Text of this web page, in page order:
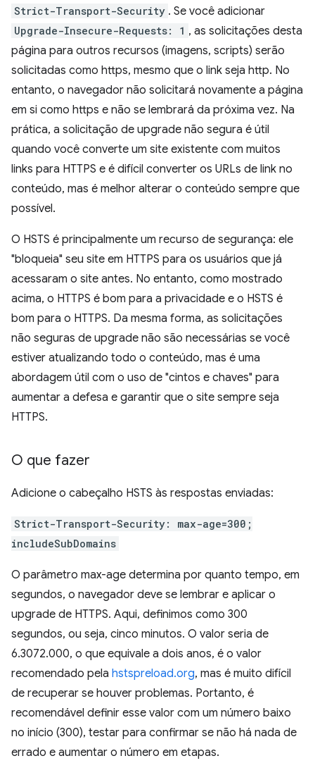
Strict-Transport-Security . Se você adicionar
Upgrade-Insecure-Requests: 1 , as solicitações desta
página para outros recursos (imagens, scripts) serão
solicitadas como https, mesmo que o link seja http. No
entanto, o navegador não solicitará novamente a página
em si como https e não se lembrará da próxima vez. Na
prática, a solicitação de upgrade não segura é útil
quando você converte um site existente com muitos
links para HTTPS e é difícil converter os URLs de link no
conteúdo, mas é melhor alterar o conteúdo sempre que
possível.
O HSTS é principalmente um recurso de segurança: ele
"bloqueia" seu site em HTTPS para os usuários que já
acessaram o site antes. No entanto, como mostrado
acima, o HTTPS é bom para a privacidade e o HSTS é
bom para o HTTPS. Da mesma forma, as solicitações
não seguras de upgrade não são necessárias se você
estiver atualizando todo o conteúdo, mas é uma
abordagem útil com o uso de "cintos e chaves" para
aumentar a defesa e garantir que o site sempre seja
HTTPS.
O que fazer
Adicione o cabeçalho HSTS às respostas enviadas:
Strict-Transport-Security: max-age=300;
includeSubDomains
O parâmetro max-age determina por quanto tempo, em
segundos, o navegador deve se lembrar e aplicar o
upgrade de HTTPS. Aqui, definimos como 300
segundos, ou seja, cinco minutos. O valor seria de
6.3072.000, o que equivale a dois anos, é o valor
recomendado pela hstspreload.org, mas é muito difícil
de recuperar se houver problemas. Portanto, é
recomendável definir esse valor com um número baixo
no início (300), testar para confirmar se não há nada de
errado e aumentar o número em etapas.